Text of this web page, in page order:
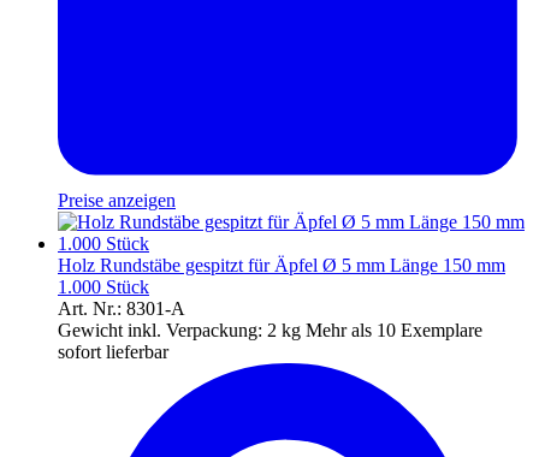
Preise anzeigen
Holz Rundstäbe gespitzt für Äpfel Ø 5 mm Länge 150 mm
1.000 Stück
Art. Nr.: 8301-A
Gewicht inkl. Verpackung: 2 kg Mehr als 10 Exemplare
sofort lieferbar